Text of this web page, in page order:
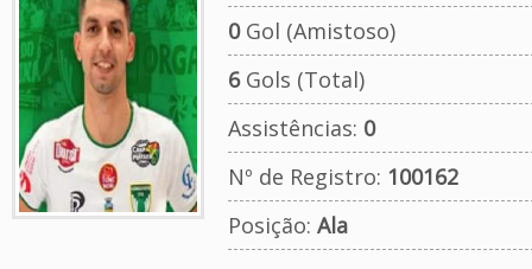
0Gol (Amistoso)
6Gols (Total)
Assistências: 0
Nº de Registro: 100162
Posição: Ala